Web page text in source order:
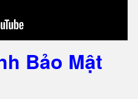
Bảo Mật